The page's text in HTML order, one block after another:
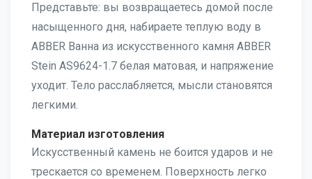
Представьте: вы возвращаетесь домой после
насыщенного дня, набираете теплую воду в
ABBER Ванна из искусственного камня ABBER
Stein AS9624-1.7 белая матовая, и напряжение
уходит. Тело расслабляется, мысли становятся
легкими.
Материал изготовления
Искусственный камень не боится ударов и не
трескается со временем. Поверхность легко